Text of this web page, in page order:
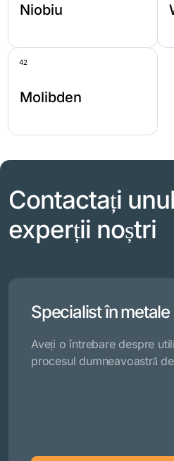
Niobiu
42
Molibden
Contactați
experții noștri
Specialist în metale
Aveți o întrebare despre
procesul dumneavoastră